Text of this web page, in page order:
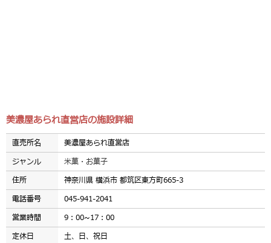
美濃屋あられ直営店の施設詳細
直売所名
美濃屋あられ直営店
ジャンル
米菓・お菓子
住所
神奈川県 横浜市 都筑区東方町665-3
電話番号
045-941-2041
営業時間
9：00~17：00
定休日
土、日、祝日